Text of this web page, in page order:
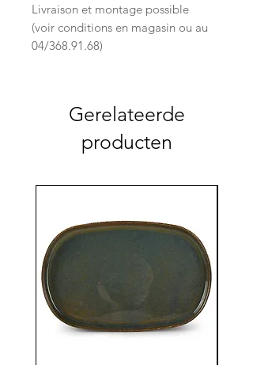
Livraison et montage possible
(voir conditions en magasin ou au
04/368.91.68)
Gerelateerde
producten